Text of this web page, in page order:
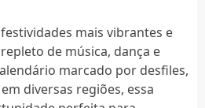
mais vibrantes e
de música, dança e
marcado por desfiles,
diversas regiões, essa